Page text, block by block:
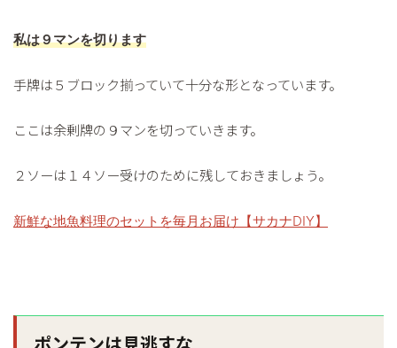
私は９マンを切ります
手牌は５ブロック揃っていて十分な形となっています。
ここは余剰牌の９マンを切っていきます。
２ソーは１４ソー受けのために残しておきましょう。
新鮮な地魚料理のセットを毎月お届け【サカナDIY】